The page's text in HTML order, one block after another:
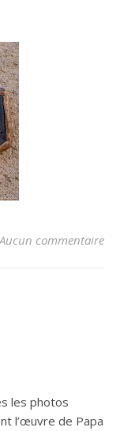
Aucun commentaire
les photos
l’œuvre de Papa